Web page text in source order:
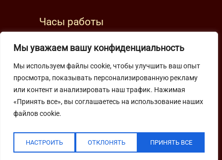
Мы уважаем вашу конфиденциальность
Мы используем файлы cookie, чтобы улучшить ваш опыт
просмотра, показывать персонализированную рекламу
или контент и анализировать наш трафик. Нажимая
«Принять все», вы соглашаетесь на использование наших
файлов cookie.
НАСТРОИТЬ ОТКЛОНЯТЬ ПРИНЯТЬ ВСЕ
Часы работы
будни: с 9:00 до 22:00
Подпишитесь на нашу рассылку